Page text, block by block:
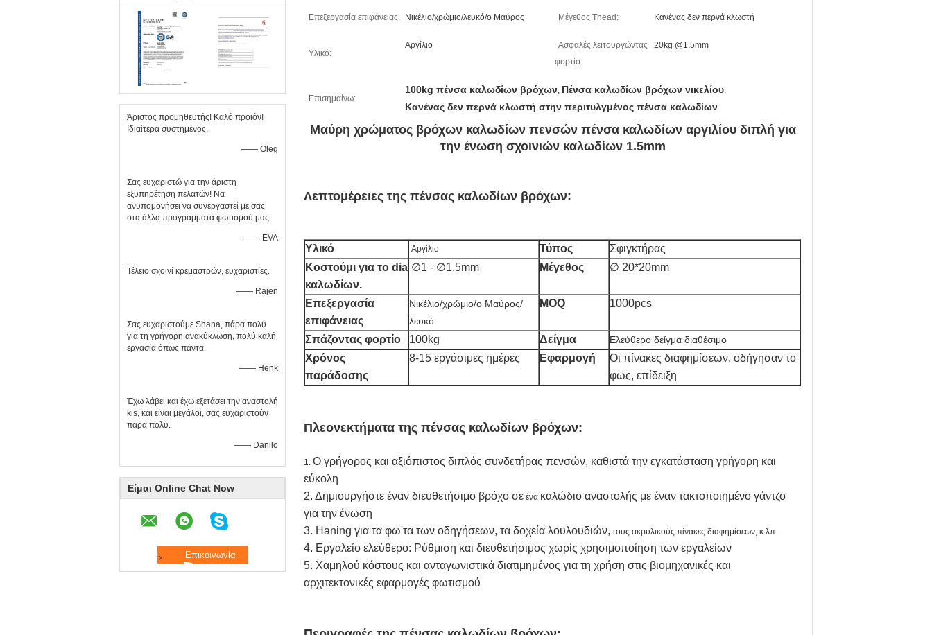
Άριστος προμηθευτής! Καλό προϊόν!
Ιδιαίτερα συστημένος.
—— Oleg
Σας ευχαριστώ για την άριστη
εξυπηρέτηση πελατών! Να
ανυπομονήσει να συνεργαστεί με σας
στα άλλα προγράμματα φωτισμού μας.
—— EVA
Τέλειο σχοινί κρεμαστρών, ευχαριστίες.
—— Rajen
Σας ευχαριστούμε Shana, πάρα πολύ
για τη γρήγορη ανακύκλωση, πολύ καλή
εργασία όπως πάντα.
—— Henk
Έχω λάβει και έχω εξετάσει την αναστολή
kis, και είναι μεγάλοι, σας ευχαριστούν
πάρα πολύ.
—— Danilo
Είμαι Online Chat Now
Επεξεργασία επιφάνειας: Νικέλιο/χρώμιο/λευκό/ο Μαύρος Μέγεθος Thead: Κανένας δεν περνά κλωστή
Υλικό:
Αργίλιο
Ασφαλές λειτουργώντας
φορτίο:
20kg @1.5mm
Επισημαίνω:
100kg πένσα καλωδίων βρόχων, Πένσα καλωδίων βρόχων νικελίου,
Κανένας δεν περνά κλωστή στην περιτυλγμένος πένσα καλωδίων
Μαύρη χρώματος βρόχων καλωδίων πενσών πένσα καλωδίων αργιλίου διπλή για
την ένωση σχοινιών καλωδίων 1.5mm
Λεπτομέρειες της πένσας καλωδίων βρόχων:
Υλικό Αργίλιο Τύπος
Σφιγκτήρας
Κοστούμι για το dia
καλωδίων.
∅1 - ∅1.5mm Μέγεθος ∅ 20*20mm
Επεξεργασία
επιφάνειας
Νικέλιο/χρώμιο/ο Μαύρος/
λευκό
MOQ 1000pcs
Σπάζοντας φορτίο 100kg Δείγμα Ελεύθερο δείγμα διαθέσιμο
Χρόνος
παράδοσης
8-15 εργάσιμες ημέρες Εφαρμογή
Οι πίνακες διαφημίσεων, οδήγησαν το
φως, επίδειξη
Πλεονεκτήματα της πένσας καλωδίων βρόχων:
1. Ο γρήγορος και αξιόπιστος διπλός συνδετήρας πενσών, καθιστά την εγκατάσταση γρήγορη και
εύκολη
2. Δημιουργήστε έναν διευθετήσιμο βρόχο σε ένα καλώδιο αναστολής με έναν τακτοποιημένο γάντζο
για την ένωση
3. Haning για τα φω'τα των οδηγήσεων, τα δοχεία λουλουδιών, τους ακρυλικούς πίνακες διαφημίσεων, κ.λπ.
4. Εργαλείο ελεύθερο: Ρύθμιση και διευθετήσιμος χωρίς χρησιμοποίηση των εργαλείων
5. Χαμηλού κόστους και ανταγωνιστικά διατιμημένος για τη χρήση στις βιομηχανικές και
αρχιτεκτονικές εφαρμογές φωτισμού